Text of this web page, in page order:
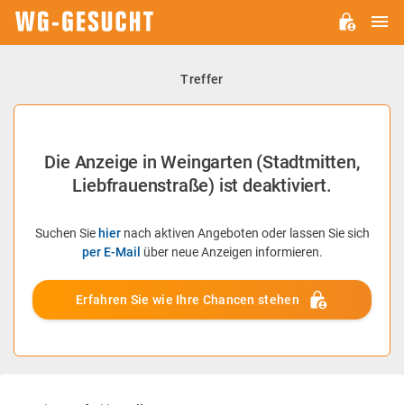
Treffer
Die Anzeige in Weingarten (Stadtmitten,
Liebfrauenstraße) ist deaktiviert.
Suchen Sie hiernach aktiven Angeboten oder lassen Sie sich
per E-Mail über neue Anzeigen informieren.
Erfahren Sie wie Ihre Chancen stehen